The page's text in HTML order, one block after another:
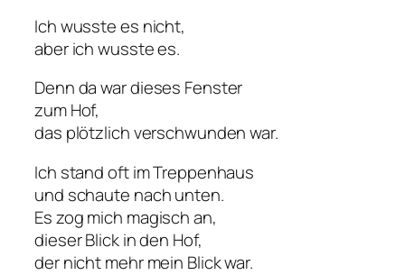
Ich wusste es nicht,
aber ich wusste es.
Denn da war dieses Fenster
zum Hof,
das plötzlich verschwunden war.
Ich stand oft im Treppenhaus
und schaute nach unten.
Es zog mich magisch an,
dieser Blick in den Hof,
der nicht mehr mein Blick war.